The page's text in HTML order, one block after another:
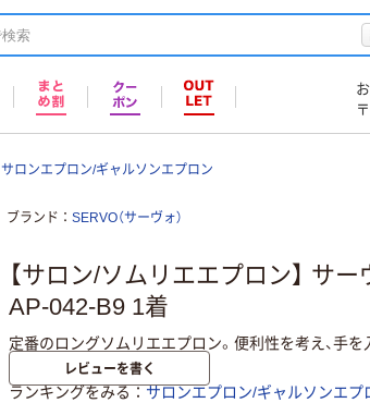
サロンエプロン/ギャルソンエプロン
ブランド SERVO（サーヴォ）
【サロン/ソムリエエプロン】 サ
AP-042-B9 1着
定番のロングソムリエエプロン。便利性を考え、手
レビューを書く
ランキングをみる サロンエプロン/ギャルソンエプ